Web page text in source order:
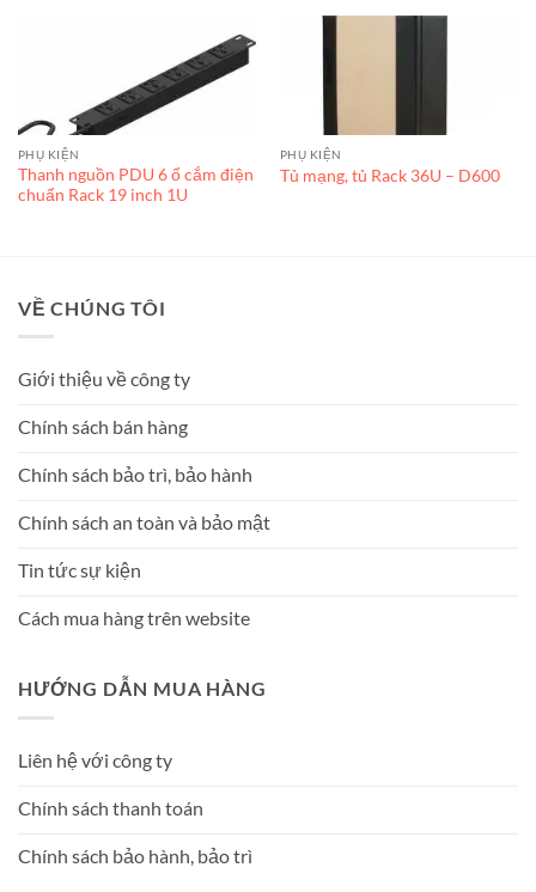
PHỤ KIỆN
Thanh nguồn PDU 6 ổ cắm điện
chuẩn Rack 19 inch 1U
PHỤ KIỆN
Tủ mạng, tủ Rack 36U – D600
VỀ CHÚNG TÔI
Giới thiệu về công ty
Chính sách bán hàng
Chính sách bảo trì, bảo hành
Chính sách an toàn và bảo mật
Tin tức sự kiện
Cách mua hàng trên website
HƯỚNG DẪN MUA HÀNG
Liên hệ với công ty
Chính sách thanh toán
Chính sách bảo hành, bảo trì